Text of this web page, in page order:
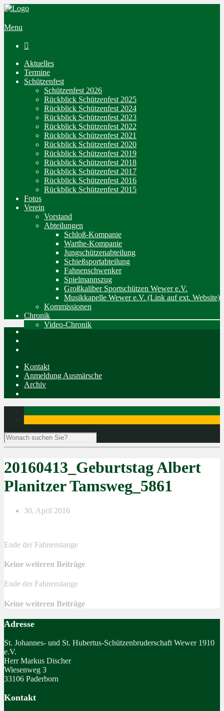
Menu

Aktuelles
Termine
Schützenfest
Schützenfest 2026
Rückblick Schützenfest 2025
Rückblick Schützenfest 2024
Rückblick Schützenfest 2023
Rückblick Schützenfest 2022
Rückblick Schützenfest 2021
Rückblick Schützenfest 2020
Rückblick Schützenfest 2019
Rückblick Schützenfest 2018
Rückblick Schützenfest 2017
Rückblick Schützenfest 2016
Rückblick Schützenfest 2015
Fotos
Verein
Vorstand
Abteilungen
Schloß-Kompanie
Warthe-Kompanie
Jungschützenabteilung
Schießsportabteilung
Fahnenschwenker
Spielmannszug
Großkaliber Sportschützen Wewer e.V.
Musikkapelle Wewer e.V. (Link auf ext. Website)
Kommissionen
Chronik
Video-Chronik
Kontakt
Anmeldung Ausmärsche
Archiv
20160413_Geburtstag Albert
Planitzer Tamsweg_5861
30. April 2016
Ende der Fahnenstange
Keine weiteren Beiträge
Ende der Fahnenstange
Keine weiteren Beiträge
Adresse
St. Johannes- und St. Hubertus-Schützenbruderschaft Wewer 1910
e.V.
Herr Markus Discher
Wiesenweg 3
33106 Paderborn
Kontakt